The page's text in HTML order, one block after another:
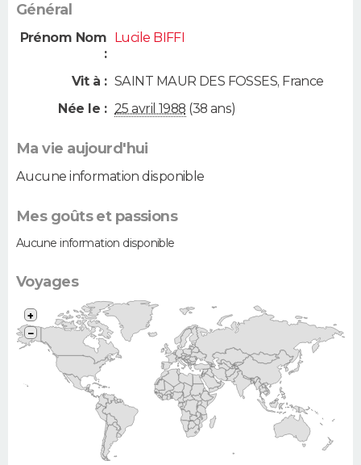
Général
Prénom Nom
:
Lucile BIFFI
Vit à : SAINT MAUR DES FOSSES, France
Née le : 25 avril 1988 (38 ans)
Ma vie aujourd'hui
Aucune information disponible
Mes goûts et passions
Aucune information disponible
Voyages
+
−